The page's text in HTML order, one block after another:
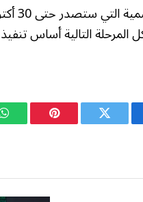
التالية أساس
تويتر بينتيريست